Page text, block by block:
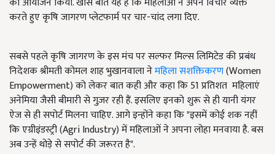
करते हुए कृषि जागरण प्लेटफार्म पर चार-चांद लगा दिए.
सबसे पहले कृषि जागरण के इस मंच पर सल्फर मिल्स लिमिटेड की प्रबंध
निदेशक श्रीमती कोमल शाह भुखानवाला नेमहिला सशक्तिकरण(Women
Empowerment) को लेकर बात कही और कहा कि 51 प्रतिशत महिलाएं
अनेमिया जैसी बीमारी से गुज़र रही हैं. इसलिए इनको शुरू से ही यानी यंगर
ऐज से ही सपोर्ट मिलना चाहिए. आगे इन्होंने कहा कि "इसमें कोई शक नहीं
कि एग्रीइंडस्ट्री (Agri Industry) में महिलाओं ने अपना लोहा मनवाया है. बस
अब उन्हें थोड़े से सपोर्ट की जरूरत है".